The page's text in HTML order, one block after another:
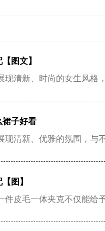
图文】
现清新、时尚的女生风格
子好看
现清新、优雅的氛围，与
图】
件皮毛一体夹克不仅能给